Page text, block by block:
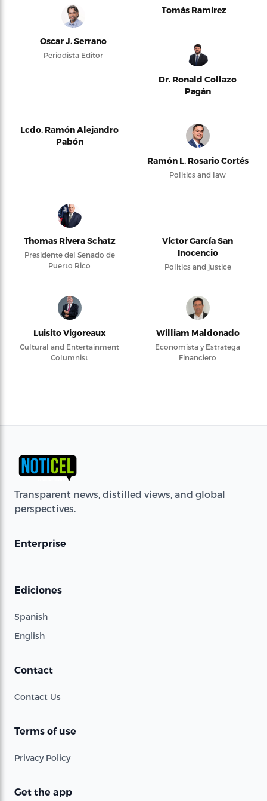
Oscar J. Serrano
Periodista Editor
Tomás Ramírez
Dr. Ronald Collazo
Pagán
Lcdo. Ramón Alejandro
Pabón
Ramón L. Rosario Cortés
Politics and law
Thomas Rivera Schatz
Presidente del Senado de
Puerto Rico
Víctor García San
Inocencio
Politics and justice
Luisito Vigoreaux
Cultural and Entertainment
Columnist
William Maldonado
Economista y Estratega
Financiero
Transparent news, distilled views, and global
perspectives.
Enterprise
Ediciones
Spanish
English
Contact
Contact Us
Terms of use
Privacy Policy
Get the app